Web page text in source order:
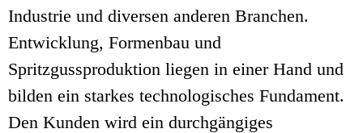
Industrie und diversen anderen Branchen.
Entwicklung, Formenbau und
Spritzgussproduktion liegen in einer Hand und
bilden ein starkes technologisches Fundament.
Den Kunden wird ein durchgängiges